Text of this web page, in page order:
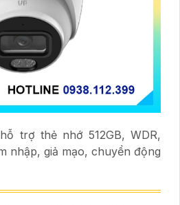
trợ thẻ nhớ 512GB, WDR,
nhập, giả mạo, chuyển động